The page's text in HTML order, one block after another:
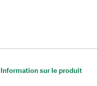
Information sur le produit